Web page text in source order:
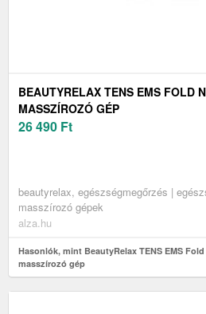
BEAUTYRELAX TENS EMS FOLD
MASSZÍROZÓ GÉP
26 490 Ft
beautyrelax, egészségmegőrzés |
masszírozó gépek
alza.hu
Hasonlók, mint BeautyRelax TENS EMS
masszírozó gép